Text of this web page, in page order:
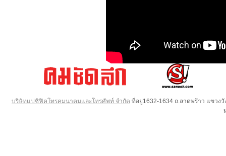
บริษัทแปซิฟิคโทรคมนาคมและโทรศัพท์ จำกัด ที่อยู่1632-1634 ถ.ลาดพร้าว แขวง